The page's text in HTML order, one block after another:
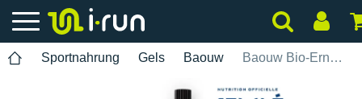
Sportnahrung Gels Baouw Baouw Bio-Ernährungspüree - Banane, Kiwi, Vanille.